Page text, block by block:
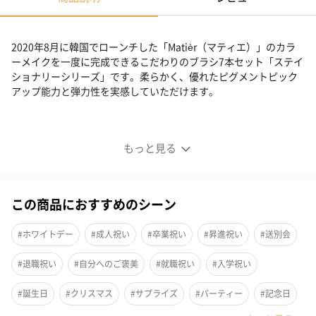
もっと見る
2020年8月に韓国でローンチした「Matièr（マティエ）」のカラ
ーメイクを一度に完成できるこだわりのブラシ7本セット「ステイ
ショナリーシリーズ」です。柔らかく、優れたピグメントピック
アップ能力と弾力性を実感していただけます。
この商品におすすめのシーン
#ホワイトデー #成人祝い #卒業祝い #昇進祝い #送別会
#退職祝い #自分へのご褒美 #就職祝い #入学祝い
#誕生日 #クリスマス #サプライズ #パーティー #記念日